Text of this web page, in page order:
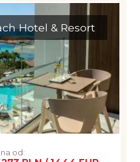
Hotel & Resort
od: